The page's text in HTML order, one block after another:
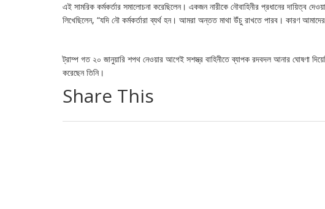
এই সামরিক কর্মকর্তার সমালোচনা করেছিলেন। একজন নারীকে নৌবাহিনীর প্রধানের দায়িত্ব
লিখেছিলেন, “যদি নৌ কর্মকর্তারা ব্যর্থ হন। আমরা অন্তত মাথা উঁচু রাখতে পারব। কারণ
ট্রাম্প গত ২০ জানুয়ারি শপথ নেওয়ার আগেই সশস্ত্র বাহিনীতে ব্যাপক রদবদল আনার ঘোষণা
করেছেন তিনি।
Share This